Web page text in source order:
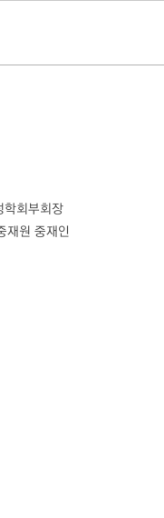
학회부회장
재원 중재인